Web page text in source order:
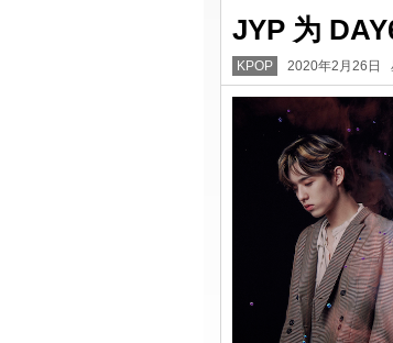
JYP 为
KPOP 2020年2月26日